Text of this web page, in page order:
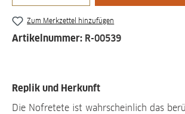
Zum Merkzettel hinzufügen
Artikelnummer: R-00539
Replik und Herkunft
Die Nofretete ist wahrscheinlich das